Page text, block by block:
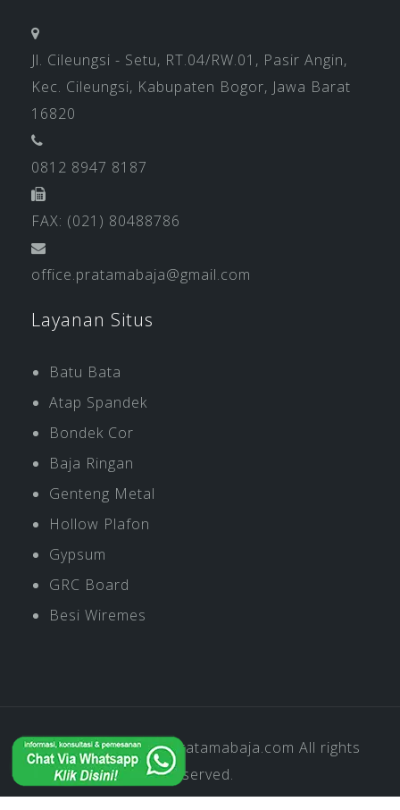
Jl. Cileungsi - Setu, RT.04/RW.01, Pasir Angin,
Kec. Cileungsi, Kabupaten Bogor, Jawa Barat
16820
0812 8947 8187
FAX: (021) 80488786
office.pratamabaja@gmail.com
Layanan Situs
Batu Bata
Atap Spandek
Bondek Cor
Baja Ringan
Genteng Metal
Hollow Plafon
Gypsum
GRC Board
Besi Wiremes
Copyright © 2019Pratamabaja.com All rights
reserved.